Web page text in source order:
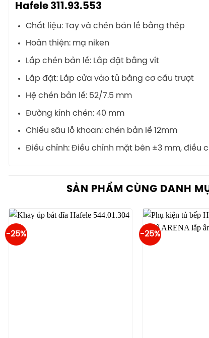
Hafele 311.93.553
Chất liệu: Tay và chén bản lề bằng thép
Hoàn thiện: mạ niken
Lắp chén bản lề: Lắp đặt bằng vít
Lắp đặt: Lắp cửa vào tủ bằng cơ cấu trượt
Hệ chén bản lề: 52/7.5 mm
Đường kính chén: 40 mm
Chiều sâu lỗ khoan: chén bản lề 12mm
Điều chỉnh: Điều chỉnh mặt bên ±3 mm, điều
SẢN PHẨM CÙNG DANH
-25% -25%